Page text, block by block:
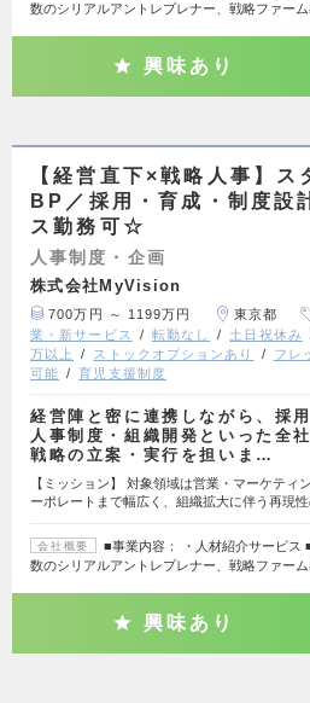
数のシリアルアントレプレナー、戦略ファー
興味あり
【経営直下×戦略人事】ス
BP／採用・育成・制度設
ス勤務可☆
人事制度・企画
株式会社MyVision
700万円 ～ 1199万円 東京都
業・新サービス
転勤なし 土日祝休み
万以上
ストックオプションあり フレ
可能
育児支援制度
経営陣と密に連携しながら、採
人事制度・組織開発といった全
戦略の立案・実行を担いま…
【ミッション】 対象領域は営業・マーケティ
ーポレートまで幅広く、組織拡大に伴う再現
会社概要
■事業内容： ・人材紹介サービス
数のシリアルアントレプレナー、戦略ファー
興味あり